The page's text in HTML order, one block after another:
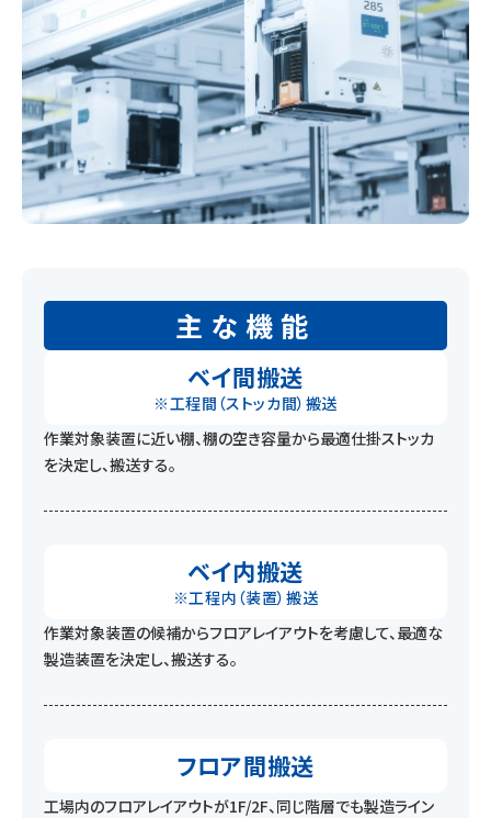
主な機能
ベイ間搬送
※工程間（ストッカ間）搬送
作業対象装置に近い棚、棚の空き容量から最適仕掛ストッカ
を決定し、搬送する。
ベイ内搬送
※工程内（装置）搬送
作業対象装置の候補からフロアレイアウトを考慮して、最適な
製造装置を決定し、搬送する。
フロア間搬送
工場内のフロアレイアウトが1F/2F、同じ階層でも製造ライン